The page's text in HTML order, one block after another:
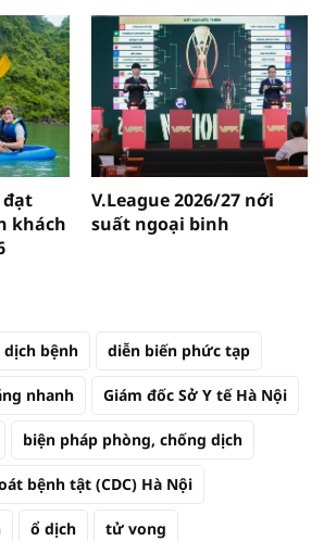
đạt
khách
V.League 2026/27 nới
suất ngoại binh
dịch bệnh diễn biến phức tạp
nhanh Giám đốc Sở Y tế Hà Nội
biện pháp phòng, chống dịch
bệnh tật (CDC) Hà Nội
ổ dịch tử vong